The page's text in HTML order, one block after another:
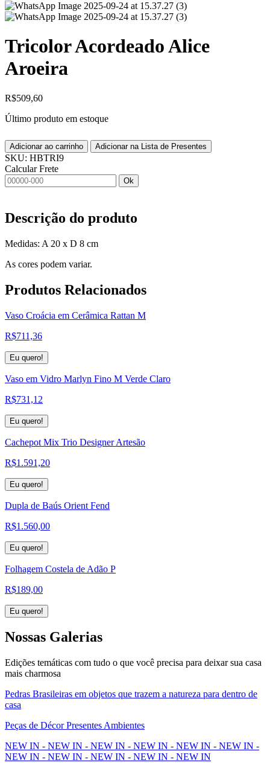
Tricolor Acordeado Alice
Aroeira
R$509,60
Último produto em estoque
Adicionar ao carrinho Adicionar na Lista de Presentes
SKU: HBTRI9
Calcular Frete
Ok
Descrição do produto
Medidas: A 20 x D 8 cm
As cores podem variar.
Produtos Relacionados
Vaso Croácia em Cerâmica Rattan M
R$711,36
Eu quero!
Vaso em Vidro Marlyn Fino M Verde Claro
R$731,12
Eu quero!
Cachepot Mix Trio Designer Artesão
R$1.591,20
Eu quero!
Dupla de Baús Orient Fend
R$1.560,00
Eu quero!
Folhagem Costela de Adão P
R$189,00
Eu quero!
Nossas Galerias
Edições temáticas com tudo o que você precisa para deixar sua casa
mais charmosa
Pedras Brasileiras em objetos que trazem a natureza para dentro de
casa
Peças de Décor Presentes Ambientes
NEW IN - NEW IN - NEW IN - NEW IN - NEW IN - NEW IN -
NEW IN - NEW IN - NEW IN - NEW IN - NEW IN